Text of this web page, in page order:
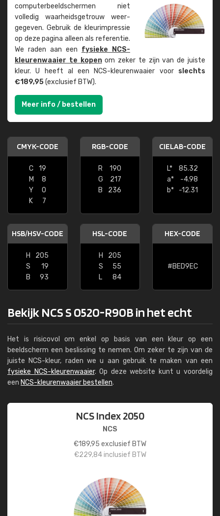
computer­beeld­schermen niet
volledig waarheids­­getrouw weer­
gegeven. Gebruik de kleur­impressie
op deze pagina alleen als referentie.
We raden aan een fysieke NCS-
kleuren­waaier te kopenom zeker te zijn van de juiste
kleur. U heeft al een NCS-kleuren­waaier voor slechts
€189,95(exclusief BTW).
Meer info / bestellen
CMYK-CODE
C
19
M
8
Y
0
K
7
RGB-CODE
R
190
G
217
B
236
CIELAB-CODE
L*
85.32
a*
-4.98
b*
-12.31
HSB/HSV-CODE
H
205
S
19
B
93
HSL-CODE
H
205
S
55
L
84
HEX-CODE
#BED9EC
Bekijk NCS S 0520-R90B in het echt
Het is risicovol om enkel op basis van een kleur op een
beeldscherm een beslissing te nemen. Om zeker te zijn van de
juiste NCS-kleur, raden we u aan gebruik te maken van een
fysieke NCS-kleurenwaaier. Op deze website kunt u voordelig
een NCS-kleurenwaaier bestellen.
NCS Index 2050
NCS
€189,95 exclusief BTW
€229,84inclusief BTW